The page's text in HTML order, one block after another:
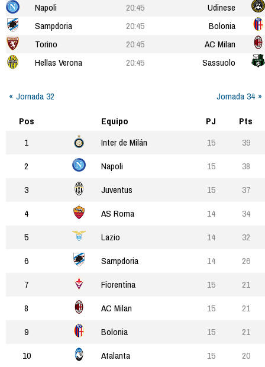
Napoli
20:45
Udinese
Sampdoria
20:45
Bolonia
Torino
20:45
AC Milan
Hellas Verona
20:45 Sassuolo
Jornada 32 Jornada 34
Pos Equipo PJ
Pts
1
Inter de Milán 15
39
2
Napoli 15
38
3
Juventus 15
37
4
AS Roma 14
34
5
Lazio 14
32
6
Sampdoria 14
26
7
Fiorentina 15
21
8
AC Milan 15
21
9
Bolonia 15
21
10
Atalanta 15
20